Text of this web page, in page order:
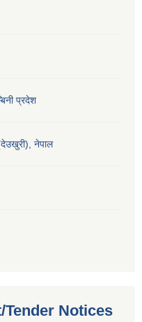
प्रदेश
नेपाल
Notices